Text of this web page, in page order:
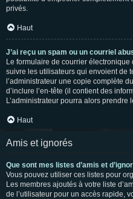
privés.
Haut
J’ai reçu un spam ou un courriel
Le formulaire de courrier
suivre les utilisateurs qui envoient de
l’administrateur une copie complète
d’inclure l’en-tête (il contient des
L’administrateur pourra alors prendre
Haut
Amis et ignorés
Que sont mes listes d’amis et
Vous pouvez utiliser ces listes pour
Les membres ajoutés à votre liste
de l’utilisateur pour un accès rapide,